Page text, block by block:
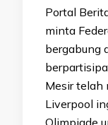
Portal
minta
bergabung
Mesir telah
Liverpool
Olimpiade